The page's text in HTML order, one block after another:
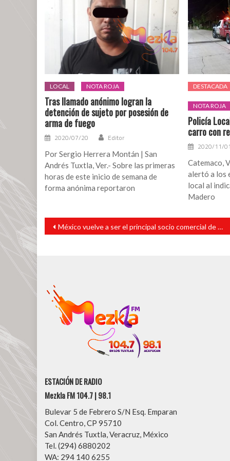
LOCAL NOTA ROJA
Tras llamado anónimo logran la
detención de sujeto por posesión de
arma de fuego
2020/07/20 Editor
Por Sergio Herrera Montán | San
Andrés Tuxtla, Ver.- Sobre las primeras
horas de este inicio de semana de
forma anónima reportaron
DESTACADA
NOTA ROJA
Policía
carro con
2020/11/01
Catemaco,
alertó a los
local al
Madero
Navegación
entradas
México vuelve a ser el principal socio comercial de Estados Unidos
ESTACIÓN DE RADIO
Mezkla FM 104.7 | 98.1
Bulevar 5 de Febrero S/N Esq. Emparan
Col. Centro, CP 95710
San Andrés Tuxtla, Veracruz, México
Tel. (294) 6880202
WA: 294 140 6255